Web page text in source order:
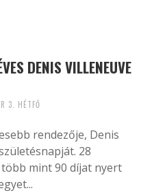
DENIS VILLENEUVE
3. HÉTFŐ
rendezője, Denis
28
mint 90 díjat nyert